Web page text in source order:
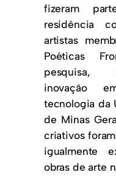
fizeram
residência
artistas
Poéticas
pesquisa,
inovação
tecnologia da
de Minas
criativos
igualmente
obras de arte